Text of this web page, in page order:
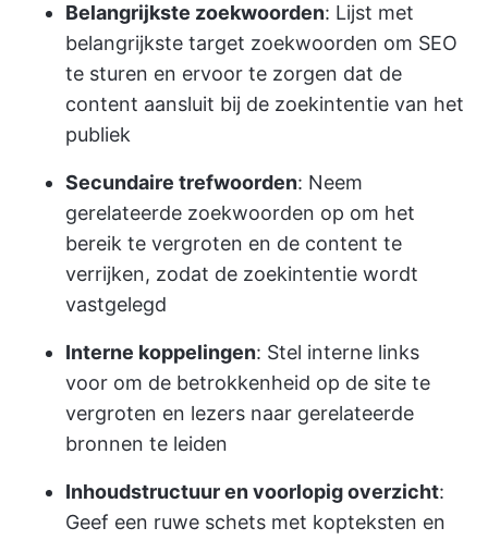
Belangrijkste zoekwoorden: Lijst met
belangrijkste target zoekwoorden om SEO
te sturen en ervoor te zorgen dat de
content aansluit bij de zoekintentie van het
publiek
Secundaire trefwoorden: Neem
gerelateerde zoekwoorden op om het
bereik te vergroten en de content te
verrijken, zodat de zoekintentie wordt
vastgelegd
Interne koppelingen: Stel interne links
voor om de betrokkenheid op de site te
vergroten en lezers naar gerelateerde
bronnen te leiden
Inhoudstructuur en voorlopig overzicht:
Geef een ruwe schets met kopteksten en